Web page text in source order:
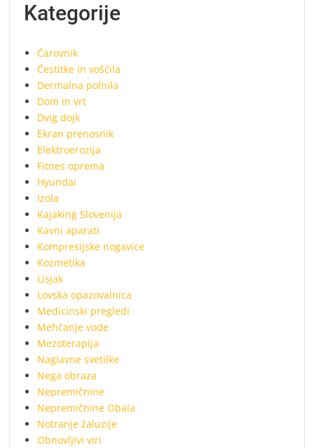
Kategorije
Čarovnik
Čestitke in voščila
Dermalna polnila
Dom in vrt
Dvig dojk
Ekran prenosnik
Elektroerozija
Fitnes oprema
Hyundai
Izola
Kajaking Slovenija
Kavni aparati
Kompresijske nogavice
Kozmetika
Lisjak
Lovska opazovalnica
Medicinski pregledi
Mehčanje vode
Mezoterapija
Naglavne svetilke
Nega obraza
Nepremičnine
Nepremičnine Obala
Notranje žaluzije
Obnovljivi viri